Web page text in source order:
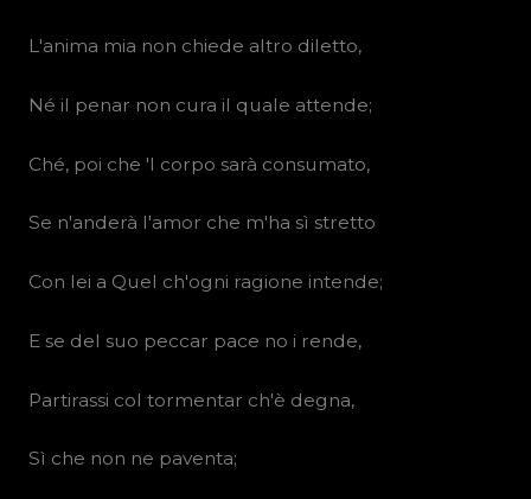
L'anima mia non chiede altro diletto,
Né il penar non cura il quale attende;
Ché, poi che 'l corpo sarà consumato,
Se n'anderà l'amor che m'ha sì stretto
Con lei a Quel ch'ogni ragione intende;
E se del suo peccar pace no i rende,
Partirassi col tormentar ch'è degna,
Sì che non ne paventa;